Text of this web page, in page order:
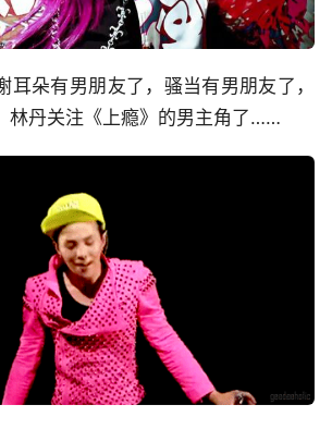
耳朵有男朋友了，骚当有男朋友了，
林丹关注《上瘾》的男主角了……